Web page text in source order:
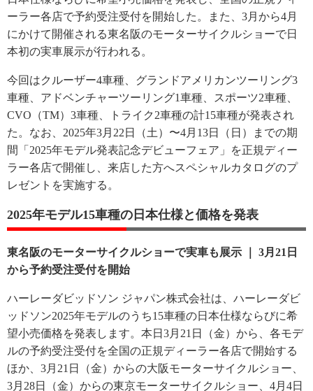
ーラー各店で予約受注受付を開始した。また、3月から4月
にかけて開催される東名阪のモーターサイクルショーで日
本初の実車展示が行われる。
今回はクルーザー4車種、グランドアメリカンツーリング3
車種、アドベンチャーツーリング1車種、スポーツ2車種、
CVO（TM）3車種、トライク2車種の計15車種が発表され
た。なお、2025年3月22日（土）〜4月13日（日）までの期
間「2025年モデル発表記念デビューフェア」を正規ディー
ラー各店で開催し、来店した方へスペシャルカタログのプ
レゼントを実施する。
2025年モデル15車種の日本仕様と価格を発表
東名阪のモーターサイクルショーで実車も展示 ｜ 3月21日
から予約受注受付を開始
ハーレーダビッドソン ジャパン株式会社は、ハーレーダビ
ッドソン2025年モデルのうち15車種の日本仕様ならびに希
望小売価格を発表します。本日3月21日（金）から、各モデ
ルの予約受注受付を全国の正規ディーラー各店で開始する
ほか、3月21日（金）からの大阪モーターサイクルショー、
3月28日（金）からの東京モーターサイクルショー、4月4日